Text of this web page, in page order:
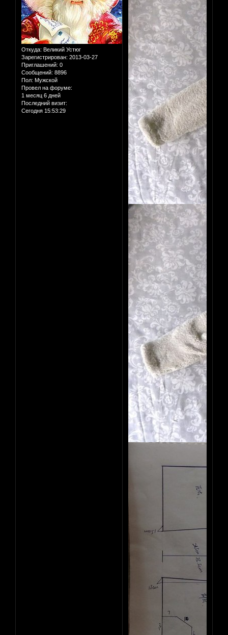
Откуда: Великий Устюг
Зарегистрирован: 2013-03-27
Приглашений: 0
Сообщений: 8896
Пол: Мужской
Провел на форуме:
1 месяц 6 дней
Последний визит:
Сегодня 15:53:29